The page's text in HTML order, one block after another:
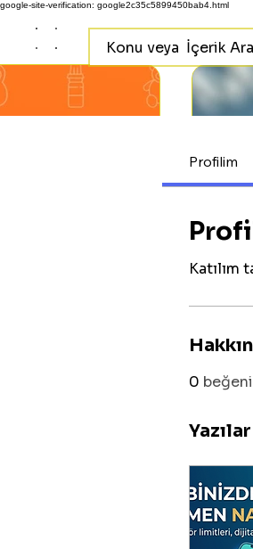
google-site-verification: google2c35c5899450bab4.html
Profilim
Katılım
0 beğeni
Yazılar